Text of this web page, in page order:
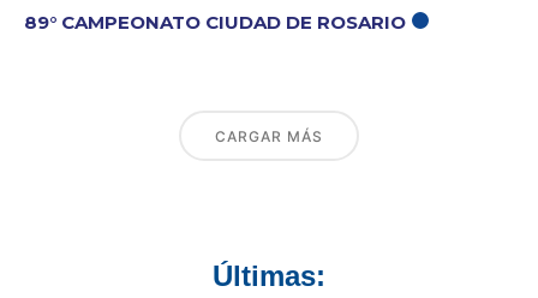
89° CAMPEONATO CIUDAD DE ROSARIO
CARGAR MÁS
Últimas: